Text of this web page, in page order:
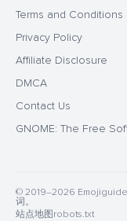
Terms and Conditions
Privacy Policy
Affiliate Disclosure
DMCA
Contact Us
GNOME: The Free
© 2019–2026
词。
站点地图 robots.txt